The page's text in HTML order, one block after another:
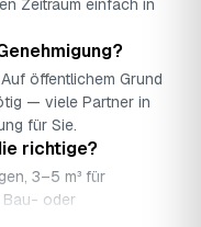
Zeitraum einfach in
öffentlichem Grund
— viele Partner in
für Sie.
richtige?
3–5 m³ für
Bau- oder